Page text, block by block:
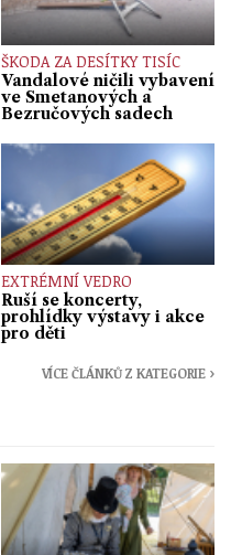
ŠKODA ZA DESÍTKY TISÍC
Vandalové ničili vybavení
ve Smetanových a
Bezručových sadech
EXTRÉMNÍ VEDRO
Ruší se koncerty,
prohlídky výstavy i akce
pro děti
VÍCE ČLÁNKŮ Z KATEGORIE ›